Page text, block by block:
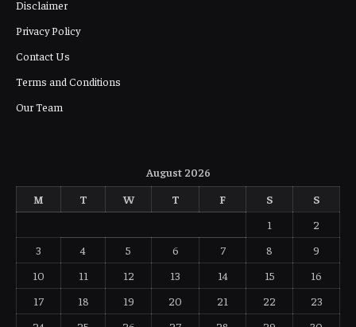
Disclaimer
Privacy Policy
Contact Us
Terms and Conditions
Our Team
August 2026
M
T W T F S
S
1
2
3
4 5 6 7 8
9
10
11 12 13 14 15
16
17
18 19 20 21 22
23